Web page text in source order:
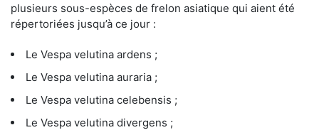
plusieurs sous-espèces de frelon asiatique qui aient été
répertoriées jusqu’à ce jour :
Le Vespa velutina ardens ;
Le Vespa velutina auraria ;
Le Vespa velutina celebensis ;
Le Vespa velutina divergens ;